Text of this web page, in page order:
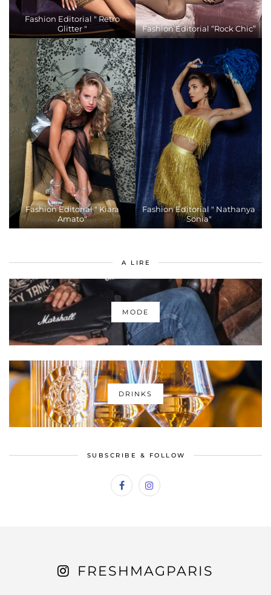
Fashion Editorial " Retro
Glitter "
Fashion Editorial “Rock Chic”
Fashion Editorial " Kiara
Amato"
Fashion Editorial " Nathanya
Sonia"
A LIRE
MODE
DRINKS
SUBSCRIBE & FOLLOW
FRESHMAGPARIS